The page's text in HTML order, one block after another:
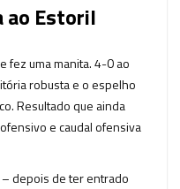
ao Estoril
fez uma manita. 4-0 ao
robusta e o espelho
Resultado que ainda
e caudal ofensiva
depois de ter entrado